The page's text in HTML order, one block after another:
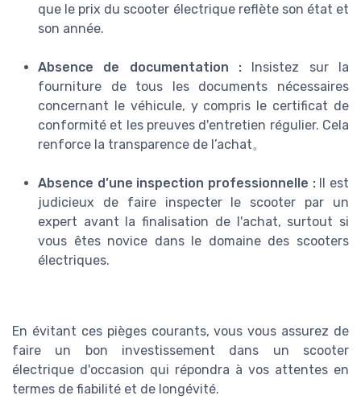
que le prix du scooter électrique reflète son état et
son année.
Absence de documentation : Insistez sur la
fourniture de tous les documents nécessaires
concernant le véhicule, y compris le certificat de
conformité et les preuves d'entretien régulier. Cela
renforce la transparence de l’achat。
Absence d’une inspection professionnelle :Il est
judicieux de faire inspecter le scooter par un
expert avant la finalisation de l'achat, surtout si
vous êtes novice dans le domaine des scooters
électriques.
En évitant ces pièges courants, vous vous assurez de
faire un bon investissement dans un scooter
électrique d'occasion qui répondra à vos attentes en
termes de fiabilité et de longévité.